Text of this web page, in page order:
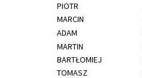
PIOTR
MARCIN
ADAM
MARTIN
BARTŁOMIEJ
TOMASZ